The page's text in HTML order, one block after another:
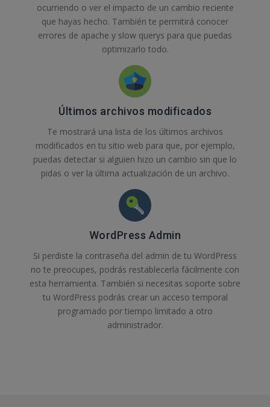
ocurriendo o ver el impacto de un cambio reciente
que hayas hecho. También te permitirá conocer
errores de apache y slow querys para que puedas
optimizarlo todo.
Últimos archivos modificados
Te mostrará una lista de los últimos archivos
modificados en tu sitio web para que, por ejemplo,
puedas detectar si alguien hizo un cambio sin que lo
pidas o ver la última actualización de un archivo.
WordPress Admin
Si perdiste la contraseña del admin de tu WordPress
no te preocupes, podrás restablecerla fácilmente con
esta herramienta. También si necesitas soporte sobre
tu WordPress podrás crear un acceso temporal
programado por tiempo limitado a otro
administrador.